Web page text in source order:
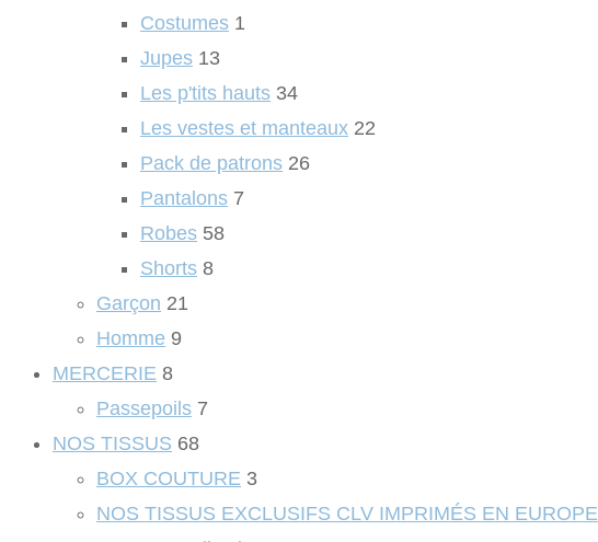
Costumes 1
Jupes 13
Les p'tits hauts 34
Les vestes et manteaux 22
Pack de patrons 26
Pantalons 7
Robes 58
Shorts 8
Garçon 21
Homme 9
MERCERIE 8
Passepoils 7
NOS TISSUS 68
BOX COUTURE 3
NOS TISSUS EXCLUSIFS CLV IMPRIMÉS EN EUROPE